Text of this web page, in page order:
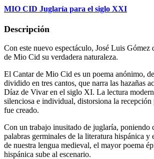
MIO CID Juglaría para el siglo XXI
Descripción
Con este nuevo espectáculo, José Luis Gómez
de Mio Cid su verdadera naturaleza.
El Cantar de Mio Cid es un poema anónimo,
dividido en tres cantos, que narra las hazañas
Díaz de Vivar en el siglo XI. La lectura
silenciosa e individual, distorsiona la recepción
fue creado.
Con un trabajo inusitado de juglaría, poniendo
palabras germinales de la literatura hispánica y
de nuestra lengua medieval, el mayor poema
hispánica sube al escenario.